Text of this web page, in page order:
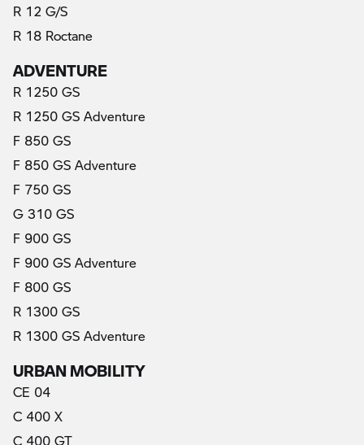
R 12 G/S
R 18 Roctane
ADVENTURE
R 1250 GS
R 1250 GS Adventure
F 850 GS
F 850 GS Adventure
F 750 GS
G 310 GS
F 900 GS
F 900 GS Adventure
F 800 GS
R 1300 GS
R 1300 GS Adventure
URBAN MOBILITY
CE 04
C 400 X
C 400 GT